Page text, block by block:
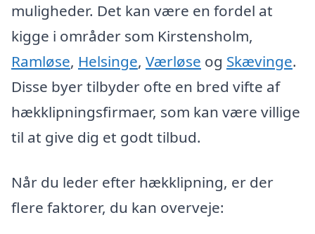
muligheder. Det kan være en fordel at
kigge i områder som Kirstensholm,
Ramløse, Helsinge, Værløse og Skævinge.
Disse byer tilbyder ofte en bred vifte af
hækklipningsfirmaer, som kan være villige
til at give dig et godt tilbud.
Når du leder efter hækklipning, er der
flere faktorer, du kan overveje: